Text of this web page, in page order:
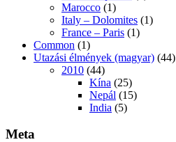
Marocco (1)
Italy – Dolomites (1)
France – Paris (1)
Common (1)
Utazási élmények (magyar) (44)
2010 (44)
Kína (25)
Nepál (15)
India (5)
Meta